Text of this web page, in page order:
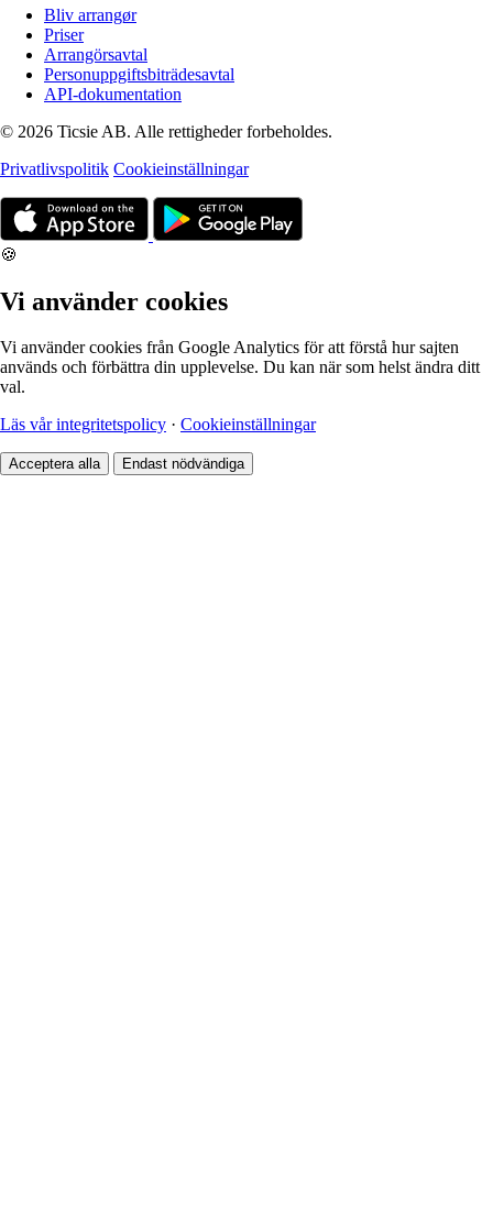
Bliv arrangør
Priser
Arrangörsavtal
Personuppgiftsbiträdesavtal
API-dokumentation
© 2026 Ticsie AB. Alle rettigheder forbeholdes.
Privatlivspolitik Cookieinställningar
🍪
Vi använder cookies
Vi använder cookies från Google Analytics för att förstå hur sajten
används och förbättra din upplevelse. Du kan när som helst ändra ditt
val.
Läs vår integritetspolicy · Cookieinställningar
Acceptera alla Endast nödvändiga